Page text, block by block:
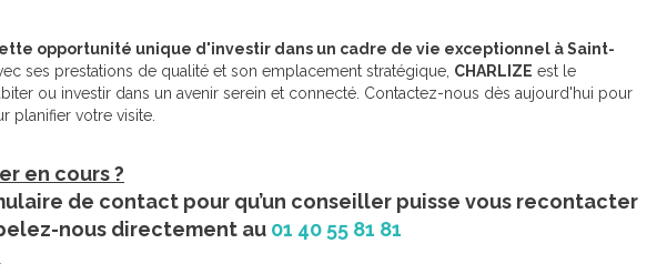
opportunité unique d'investir dans un cadre de vie exceptionnel à Saint-
ses prestations de qualité et son emplacement stratégique, CHARLIZE est le
ou investir dans un avenir serein et connecté. Contactez-nous dès aujourd'hui pour
planifier votre visite.
en cours ?
de contact pour qu’un conseiller puisse vous recontacter
nous directement au 01 40 55 81 81